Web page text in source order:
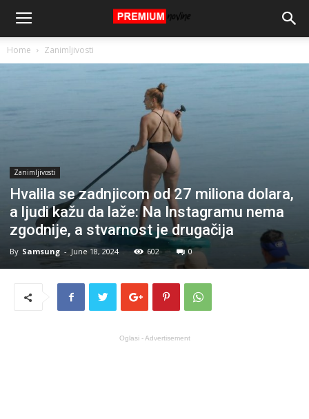
Home Zanimljivosti
Zanimljivosti
Hvalila se zadnjicom od 27 miliona dolara,
a ljudi kažu da laže: Na Instagramu nema
zgodnije, a stvarnost je drugačija
By Samsung - June 18, 2024 602 0
Oglasi - Advertisement